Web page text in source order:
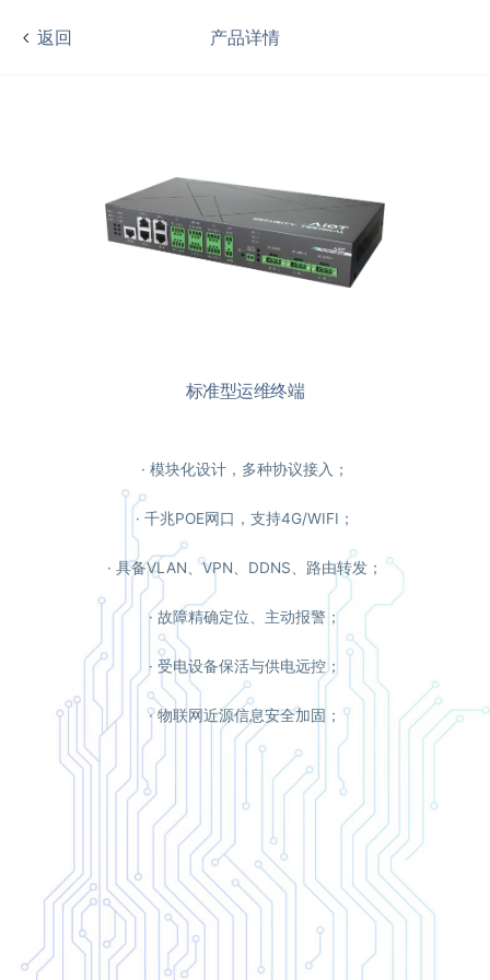
返回 产品详情
标准型运维终端
· 模块化设计，多种协议接入；
· 千兆POE网口，支持4G/WIFI；
· 具备VLAN、VPN、DDNS、路由转发；
· 故障精确定位、主动报警；
· 受电设备保活与供电远控；
· 物联网近源信息安全加固；
设备接口
网络接口: RJ45 千兆网络接口
供电输出接口: DC12V×1个；
串行接口: RS485 接口×2个，
IO 接口: DI 输入×4个，AI 输
网络管理: VLAN/VPN/DDNS/
网络监测: 侦测网络故障并主动
配电控制: 手动/定时/联动控制
温度监测: 具备
散热控制: 智能自控启停散热
箱门检测: 开门状态监测及异常
远程管理: 远程配置参数、重
信息安全: 身份认证、加密传输
无线通讯: 4G 模块、WIFI 模块
工作环境
工作电压: AC150V~265V
工作温度: -40~70℃
箱体外壳
机箱材质: 镀锌板
安装方式: 挂装 / 机架
产品尺寸: 296*144*45mm